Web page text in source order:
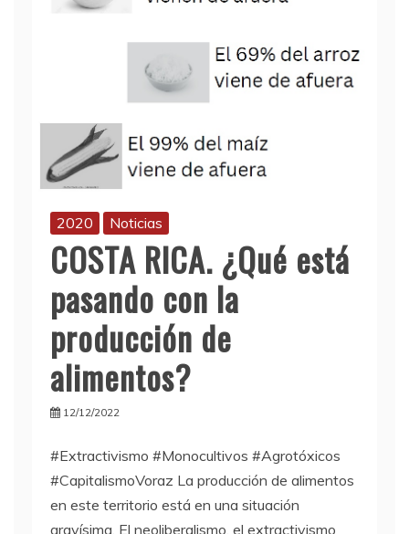
2020 Noticias
COSTA RICA. ¿Qué está
pasando con la
producción de
alimentos?
12/12/2022
#Extractivismo #Monocultivos #Agrotóxicos
#CapitalismoVoraz La producción de alimentos
en este territorio está en una situación
gravísima. El neoliberalismo, el extractivismo